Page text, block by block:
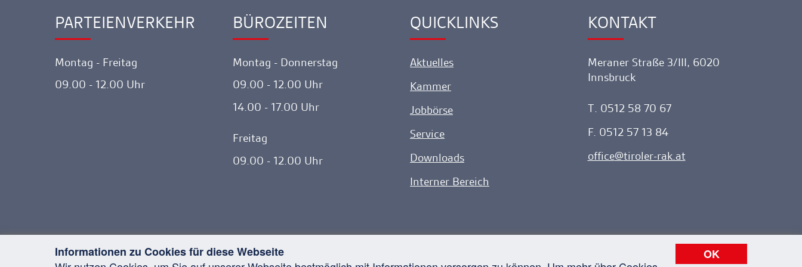
OK
Informationen zu Cookies für diese Webseite
Ankerlink
PARTEIENVERKEHR
Montag - Freitag
09.00 - 12.00 Uhr
Ankerlink
BÜROZEITEN
Montag - Donnerstag
09.00 - 12.00 Uhr
14.00 - 17.00 Uhr
Freitag
09.00 - 12.00 Uhr
Ankerlink
QUICKLINKS
Aktuelles
Kammer
Jobbörse
Service
Downloads
Interner Bereich
Ankerlink
KONTAKT
Meraner Straße 3/III, 6020
Innsbruck
T. 0512 58 70 67
F. 0512 57 13 84
office
tiroler-rak.at